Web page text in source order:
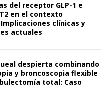
del receptor GLP-1 e
en el contexto
clínicas y
actuales
despierta combinando
y broncoscopia flexible
total: Caso